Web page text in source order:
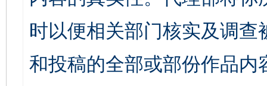
时以便相关部门核实及调
和投稿的全部或部份作品